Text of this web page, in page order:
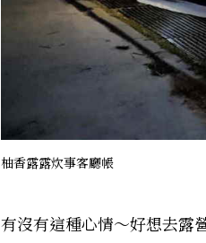
柚香露露炊事客廳帳
有沒有這種心情～好想去露